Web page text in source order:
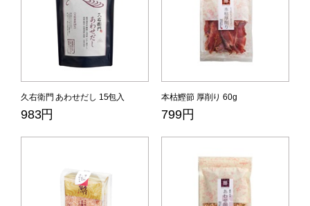
久右衛門 あわせだし 15包入
983円
本枯鰹節 厚削り 60g
799円